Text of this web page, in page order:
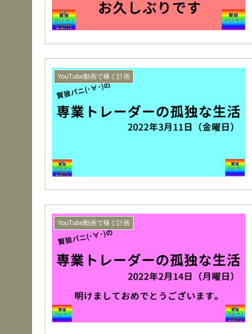
YouTube動画で稼ぐ計画
YouTube動画で稼ぐ計画